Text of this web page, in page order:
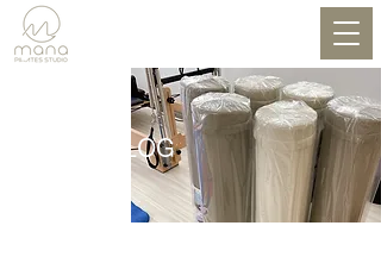
BLOG